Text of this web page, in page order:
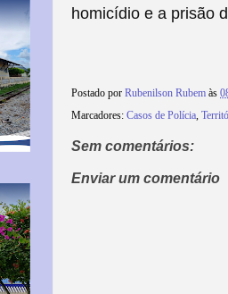
homicídio e a prisão
Postado por Rubenilson Rubem às
Marcadores: Casos de Polícia,
Sem comentários:
Enviar um comentário